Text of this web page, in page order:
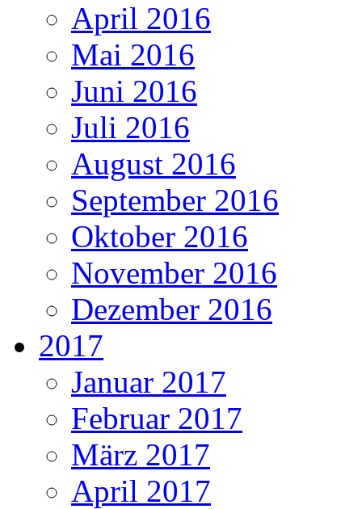
April 2016
Mai 2016
Juni 2016
Juli 2016
August 2016
September 2016
Oktober 2016
November 2016
Dezember 2016
2017
Januar 2017
Februar 2017
März 2017
April 2017